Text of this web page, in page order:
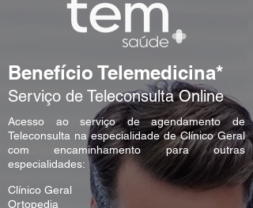
Benefício Telemedicina*
Serviço de Teleconsulta Online
Acesso ao serviço de agendamento de
Teleconsulta na especialidade de Clínico Geral
com encaminhamento para outras
especialidades:
Clínico Geral
Ortopedia